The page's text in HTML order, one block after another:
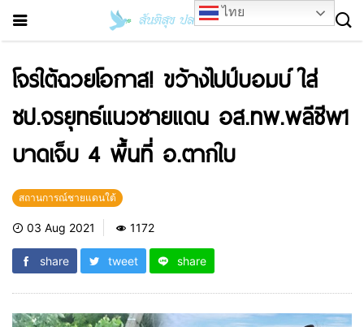
โจรใต้ฉวยโอกาส! ขว้างไปป์บอมบ์ ใส่
ชป.จรยุทธ์แนวชายแดน อส.ทพ.พลีชีพ1
บาดเจ็บ 4 พื้นที่ อ.ตากใบ
สถานการณ์ชายแดนใต้
03 Aug 2021 1172
share tweet share
ไทย